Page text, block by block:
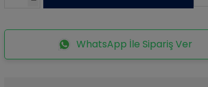
WhatsApp İle Sipariş Ver